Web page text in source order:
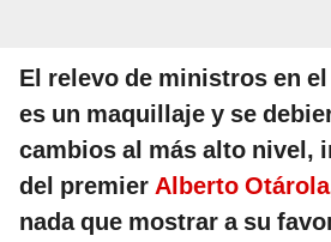
El relevo de ministros en
es un maquillaje y se
cambios al más alto nivel,
del premier Alberto Otárola
nada que mostrar a su